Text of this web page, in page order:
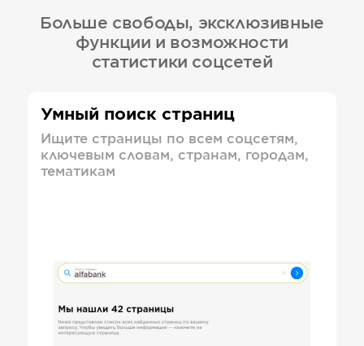
Больше свободы, эксклюзивные
функции и возможности
статистики соцсетей
Умный поиск страниц
Ищите страницы по всем соцсетям,
ключевым словам, странам, городам,
тематикам